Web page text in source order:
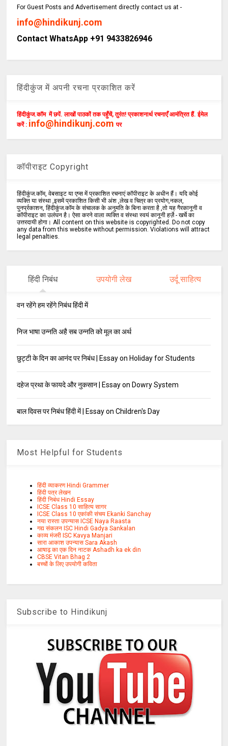
For Guest Posts and Advertisement directly contact us at -
info@hindikunj.com
Contact WhatsApp +91 9433826946
हिंदीकुंज में अपनी रचना प्रकाशित करें
हिंदीकुंज.कॉम में छपें. लाखों पाठकों तक पहुँचें, तुरंत! प्रकाशनार्थ रचनाएँ आमंत्रित हैं. ईमेल
करें : info@hindikunj.com पर
कॉपीराइट Copyright
हिंदीकुंज.कॉम, वेबसाइट या एप्स में प्रकाशित रचनाएं कॉपीराइट के अधीन हैं। यदि कोई
व्यक्ति या संस्था ,इसमें प्रकाशित किसी भी अंश ,लेख व चित्र का प्रयोग,नकल,
पुनर्प्रकाशन, हिंदीकुंज.कॉम के संचालक के अनुमति के बिना करता है ,तो यह गैरकानूनी व
कॉपीराइट का उलंघन है। ऐसा करने वाला व्यक्ति व संस्था स्वयं कानूनी हर्ज़े - खर्चे का
उत्तरदायी होगा। All content on this website is copyrighted. Do not copy
any data from this website without permission. Violations will attract
legal penalties.
हिंदी निबंध उपयोगी लेख उर्दू साहित्य
वन रहेंगे हम रहेंगे निबंध हिंदी में
निज भाषा उन्नति अहै सब उन्नति को मूल का अर्थ
छुट्टी के दिन का आनंद पर निबंध | Essay on Holiday for Students
दहेज प्रथा के फायदे और नुकसान | Essay on Dowry System
बाल दिवस पर निबंध हिंदी में | Essay on Children's Day
Most Helpful for Students
हिंदी व्याकरण Hindi Grammer
हिंदी पत्र लेखन
हिंदी निबंध Hindi Essay
ICSE Class 10 साहित्य सागर
ICSE Class 10 एकांकी संचय Ekanki Sanchay
नया रास्ता उपन्यास ICSE Naya Raasta
गद्य संकलन ISC Hindi Gadya Sankalan
काव्य मंजरी ISC Kavya Manjari
सारा आकाश उपन्यास Sara Akash
आषाढ़ का एक दिन नाटक Ashadh ka ek din
CBSE Vitan Bhag 2
बच्चों के लिए उपयोगी कविता
Subscribe to Hindikunj